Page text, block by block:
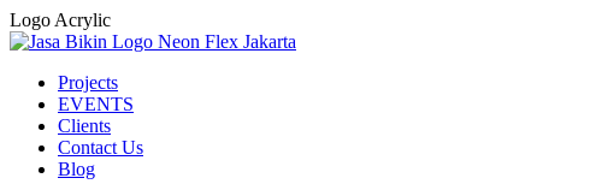
Logo Acrylic
Projects
EVENTS
Clients
Contact Us
Blog